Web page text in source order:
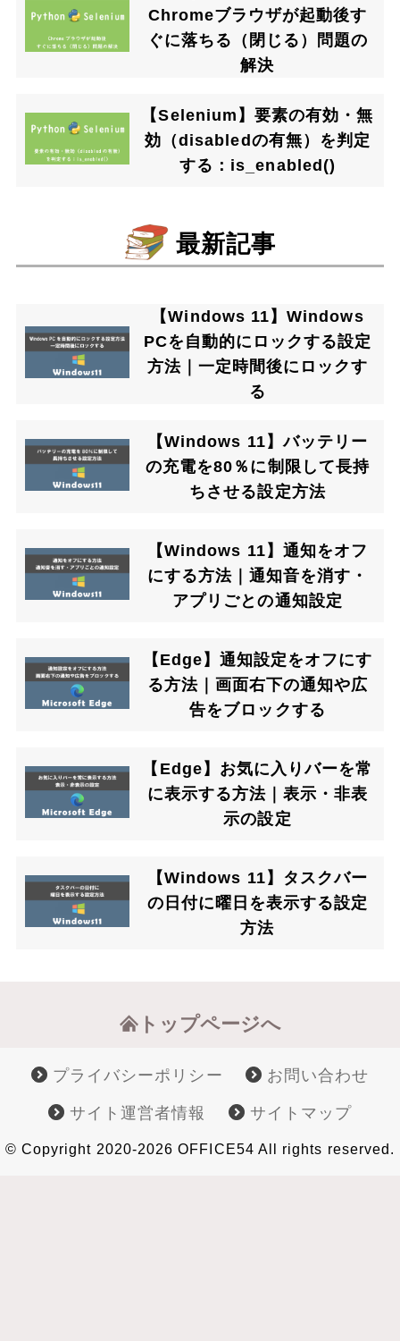
Chromeブラウザが起動後す
ぐに落ちる（閉じる）問題の
解決
【Selenium】要素の有効・無
効（disabledの有無）を判定
する：is_enabled()
最新記事
【Windows 11】Windows
PCを自動的にロックする設定
方法｜一定時間後にロックす
る
【Windows 11】バッテリー
の充電を80％に制限して長持
ちさせる設定方法
【Windows 11】通知をオフ
にする方法｜通知音を消す・
アプリごとの通知設定
【Edge】通知設定をオフにす
る方法｜画面右下の通知や広
告をブロックする
【Edge】お気に入りバーを常
に表示する方法｜表示・非表
示の設定
【Windows 11】タスクバー
の日付に曜日を表示する設定
方法
トップページへ
プライバシーポリシー お問い合わせ
サイト運営者情報 サイトマップ
© Copyright 2020-2026 OFFICE54 All rights reserved.